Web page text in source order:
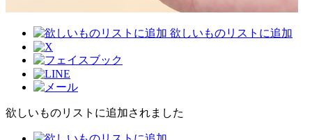
欲しいものリストに追加
欲しいものリストに追加されました